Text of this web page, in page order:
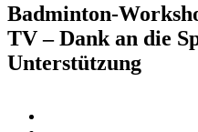
Badminton-
TV – Dank an die
Unterstützung